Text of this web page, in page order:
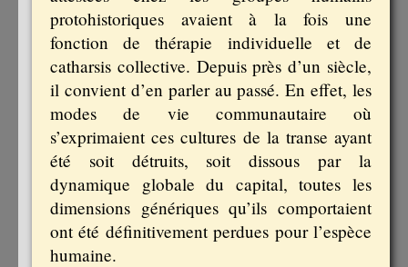
protohistoriques avaient à la fois une
fonction de thérapie individuelle et de
catharsis collective. Depuis près d’un siècle,
il convient d’en parler au passé. En effet, les
modes de vie communautaire où
s’exprimaient ces cultures de la transe ayant
été soit détruits, soit dissous par la
dynamique globale du capital, toutes les
dimensions génériques qu’ils comportaient
ont été définitivement perdues pour l’espèce
humaine.